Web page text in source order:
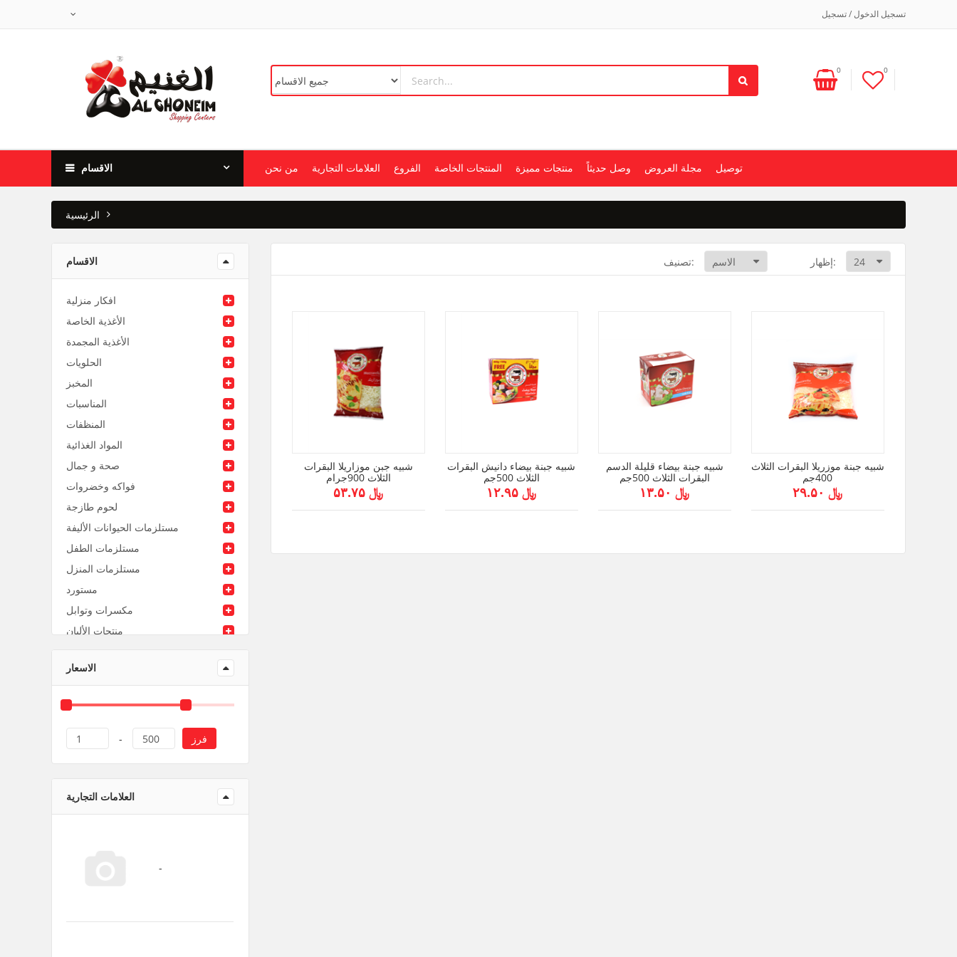
تسجيل الدخول / تسجيل
0 0
الاقسام من نحن العلامات التجارية الفروع المنتجات الخاصة منتجات مميزة وصل حديثاً مجلة العروض توصيل
الرئيسية
الاقسام
افكار منزلية
الأغذية الخاصة
الأغذية المجمدة
الحلويات
المخبز
المناسبات
المنظفات
المواد الغذائية
صحة و جمال
فواكه وخضروات
لحوم طازجة
مستلزمات الحيوانات الأليفة
مستلزمات الطفل
مستلزمات المنزل
مستورد
مكسرات وتوابل
منتجات الألبان
الاسعار
1 - 500 فرز
العلامات التجارية
تصنيف: إظهار:
شبيه جبن موزاريلا البقرات
الثلاث 900جرام
﷼ ۵۳.۷۵
شبيه جبنة بيضاء دانيش البقرات
الثلاث 500جم
﷼ ۱۲.۹۵
شبيه جبنة بيضاء قليلة الدسم
البقرات الثلاث 500جم
﷼ ۱۳.۵۰
شبيه جبنة موزريلا البقرات الثلاث
400جم
﷼ ۲۹.۵۰